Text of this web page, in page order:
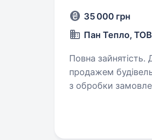
35 000 грн
Пан Тепло, ТОВ
Повна зайнятість. Досвід
продажем
з обробки замовлень. Обов’язки: